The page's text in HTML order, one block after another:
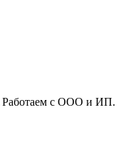
Работаем с ООО и ИП.